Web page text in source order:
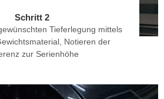
Schritt 2
Tieferlegung mittels
Notieren der
zur Serienhöhe